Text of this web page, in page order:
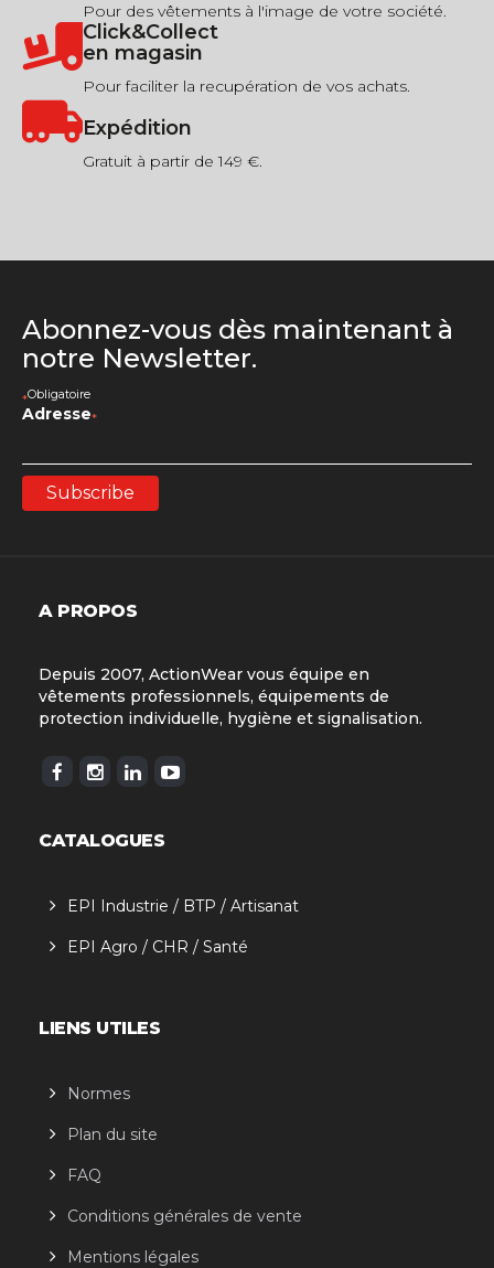
Pour des vêtements à l'image de votre société.
Click&Collect
en magasin
Pour faciliter la recupération de vos achats.
Expédition
Gratuit à partir de 149 €.
Abonnez-vous dès maintenant à
notre Newsletter.
*Obligatoire
Adresse*
A PROPOS
Depuis 2007, ActionWear vous équipe en
vêtements professionnels, équipements de
protection individuelle, hygiène et signalisation.
CATALOGUES
EPI Industrie / BTP / Artisanat
EPI Agro / CHR / Santé
LIENS UTILES
Normes
Plan du site
FAQ
Conditions générales de vente
Mentions légales